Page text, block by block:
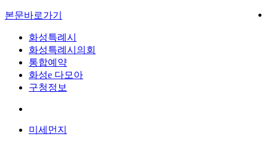
본문바로가기
화성특례시
화성특례시의회
통합예약
화성e 다모아
구청정보
미세먼지